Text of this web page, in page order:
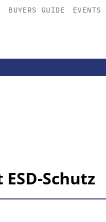
BUYERS GUIDE EVENTS
Schutz